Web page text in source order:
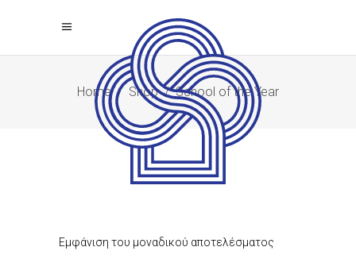
Home/ Shop/School of the Year
Εμφάνιση του μοναδικού αποτελέσματος